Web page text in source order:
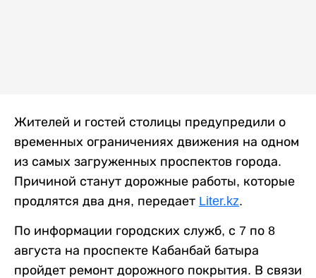
Жителей и гостей столицы предупредили о
временных ограничениях движения на одном
из самых загруженных проспектов города.
Причиной станут дорожные работы, которые
продлятся два дня, передает Liter.kz.
По информации городских служб, с 7 по 8
августа на проспекте Кабанбай батыра
пройдет ремонт дорожного покрытия. В связи